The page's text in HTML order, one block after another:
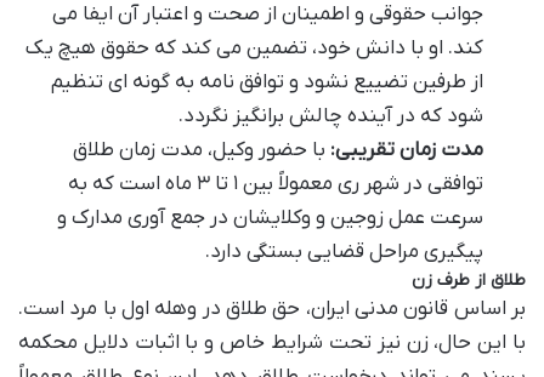
جوانب حقوقی و اطمینان از صحت و اعتبار آن ایفا می
کند. او با دانش خود، تضمین می کند که حقوق هیچ یک
از طرفین تضییع نشود و توافق نامه به گونه ای تنظیم
شود که در آینده چالش برانگیز نگردد.
مدت زمان تقریبی: با حضور وکیل، مدت زمان طلاق
توافقی در شهر ری معمولاً بین ۱ تا ۳ ماه است که به
سرعت عمل زوجین و وکلایشان در جمع آوری مدارک و
پیگیری مراحل قضایی بستگی دارد.
طلاق از طرف زن
بر اساس قانون مدنی ایران، حق طلاق در وهله اول با مرد است.
با این حال، زن نیز تحت شرایط خاص و با اثبات دلایل محکمه